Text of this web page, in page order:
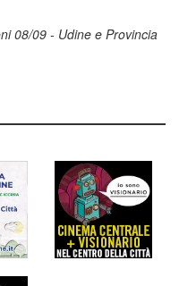
08/09 - Udine e Provincia